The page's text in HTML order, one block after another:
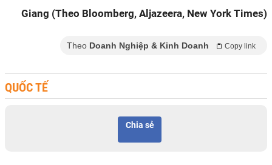
Giang (Theo Bloomberg, Aljazeera, New York Times)
Theo Doanh Nghiệp & Kinh Doanh Copy link
QUỐC TẾ
Chia sẻ